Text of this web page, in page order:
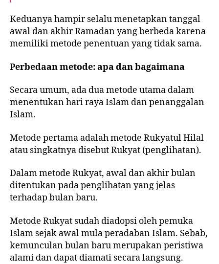
Keduanya hampir selalu menetapkan tanggal
awal dan akhir Ramadan yang berbeda karena
memiliki metode penentuan yang tidak sama.
Perbedaan metode: apa dan bagaimana
Secara umum, ada dua metode utama dalam
menentukan hari raya Islam dan penanggalan
Islam.
Metode pertama adalah metode Rukyatul Hilal
atau singkatnya disebut Rukyat (penglihatan).
Dalam metode Rukyat, awal dan akhir bulan
ditentukan pada penglihatan yang jelas
terhadap bulan baru.
Metode Rukyat sudah diadopsi oleh pemuka
Islam sejak awal mula peradaban Islam. Sebab,
kemunculan bulan baru merupakan peristiwa
alami dan dapat diamati secara langsung.